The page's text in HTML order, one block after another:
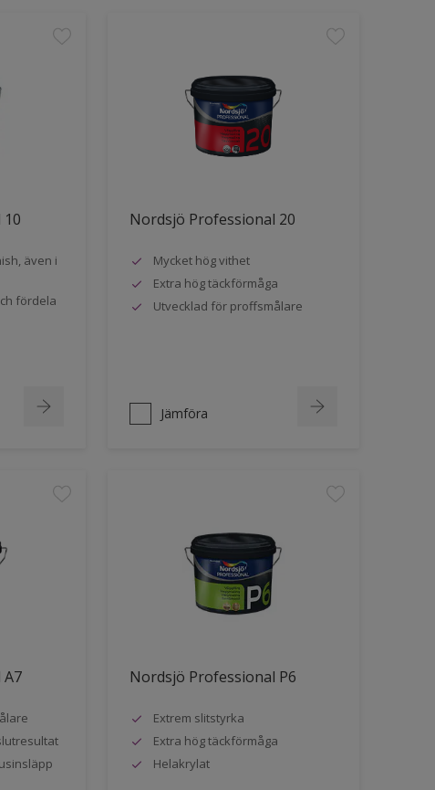
även i
fördela
Nordsjö Professional 20
Mycket hög vithet
Extra hög täckförmåga
Utvecklad för proffsmålare
Jämföra
Nordsjö Professional P6
Extrem slitstyrka
Extra hög täckförmåga
Helakrylat